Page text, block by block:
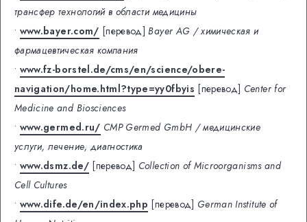
трансфер технологий в области медицины
• www.bayer.com/ [перевод] Bayer AG / химическая и
фармацевтическая компания
• www.fz-borstel.de/cms/en/science/obere-
navigation/home.html?type=yy0fbyis [перевод] Center for
Medicine and Biosciences
• www.germed.ru/ CMP Germed GmbH / медицинские
услуги, лечение, диагностика
• www.dsmz.de/ [перевод] Collection of Microorganisms and
Cell Cultures
• www.dife.de/en/index.php [перевод] German Institute of